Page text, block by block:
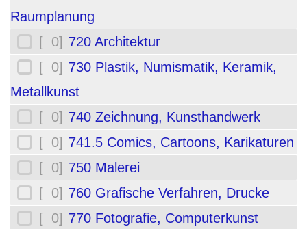
Raumplanung
[ 0] 720 Architektur
[ 0] 730 Plastik, Numismatik, Keramik,
Metallkunst
[ 0] 740 Zeichnung, Kunsthandwerk
[ 0] 741.5 Comics, Cartoons, Karikaturen
[ 0] 750 Malerei
[ 0] 760 Grafische Verfahren, Drucke
[ 0] 770 Fotografie, Computerkunst